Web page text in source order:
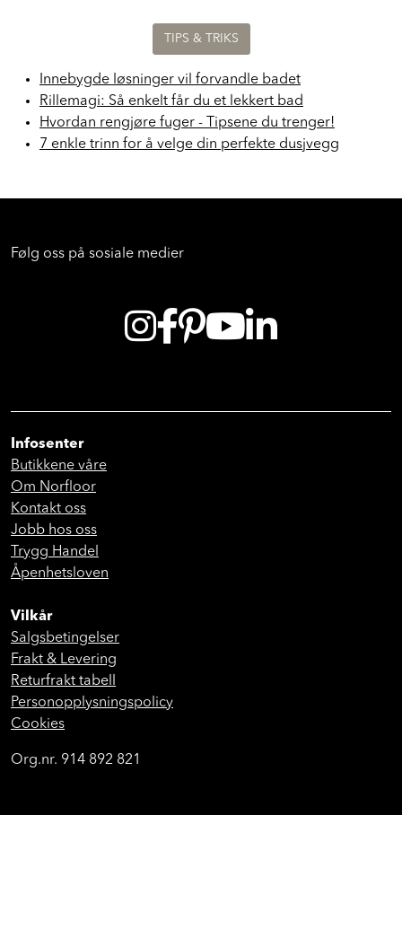
TIPS & TRIKS
Innebygde løsninger vil forvandle badet
Rillemagi: Så enkelt får du et lekkert bad
Hvordan rengjøre fuger - Tipsene du trenger!
7 enkle trinn for å velge din perfekte dusjvegg
Følg oss på sosiale medier
Infosenter
Butikkene våre
Om Norfloor
Kontakt oss
Jobb hos oss
Trygg Handel
Åpenhetsloven
Vilkår
Salgsbetingelser
Frakt & Levering
Returfrakt tabell
Personopplysningspolicy
Cookies
Org.nr. 914 892 821